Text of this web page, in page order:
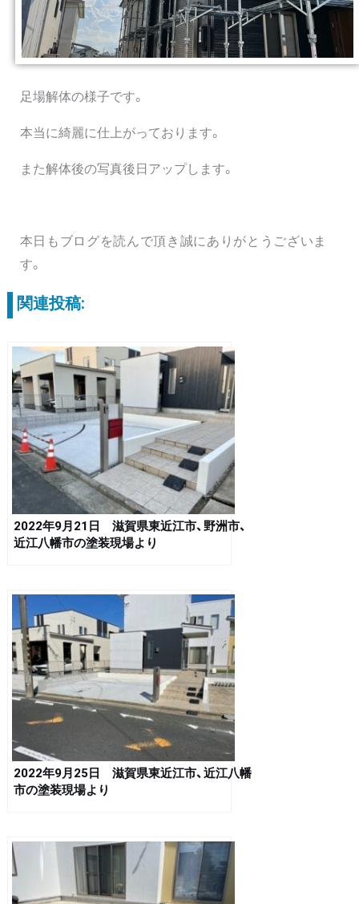
足場解体の様子です。
本当に綺麗に仕上がっております。
また解体後の写真後日アップします。
本日もブログを読んで頂き誠にありがとうございま
す。
関連投稿:
2022年9月21日 滋賀県東近江市、野洲市、
近江八幡市の塗装現場より
2022年9月25日 滋賀県東近江市、近江八幡
市の塗装現場より